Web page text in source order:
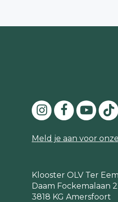
Meld je aan voor
Klooster OLV Ter Eem
Daam Fockemalaan
3818 KG Amersfoort